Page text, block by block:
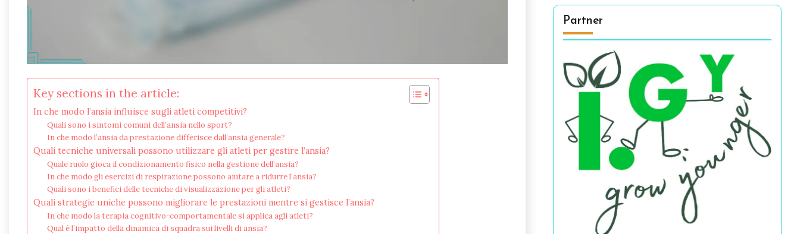
Key sections in the article:
In che modo l’ansia influisce sugli atleti competitivi?
Quali sono i sintomi comuni dell’ansia nello sport?
In che modo l’ansia da prestazione differisce dall’ansia generale?
Quali tecniche universali possono utilizzare gli atleti per gestire l’ansia?
Quale ruolo gioca il condizionamento fisico nella gestione dell’ansia?
In che modo gli esercizi di respirazione possono aiutare a ridurre l’ansia?
Quali sono i benefici delle tecniche di visualizzazione per gli atleti?
Quali strategie uniche possono migliorare le prestazioni mentre si gestisce l’ansia?
In che modo la terapia cognitivo-comportamentale si applica agli atleti?
Qual è l’impatto della dinamica di squadra sui livelli di ansia?
Partner